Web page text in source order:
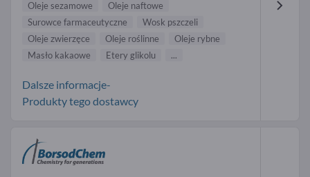
Oleje sezamowe
Oleje naftowe
Surowce farmaceutyczne
Wosk pszczeli
Oleje zwierzęce
Oleje roślinne
Oleje rybne
Masło kakaowe
Etery glikolu ...
Dalsze informacje-
Produkty tego dostawcy